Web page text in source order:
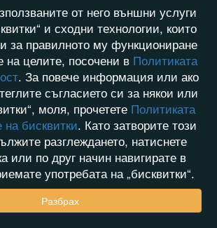
от него външни услуги
и сходни технологии, които
за правилното му функциониране
на целите, посочени в Политиката
. За повече информация или ако
съгласието си за някои или
моля, прочетете Политиката
на бисквитки. Като затворите този
разглеждането, натиснете
или по друг начин навигирате в
употребата на „бисквитки“.
Разбрах